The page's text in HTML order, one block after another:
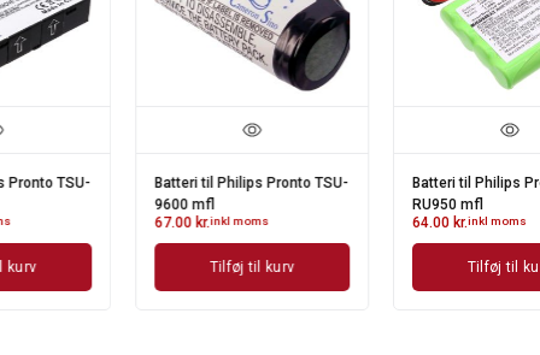
Batteri til Philips Pronto
inkl moms
Tilføj til kurv
Batteri til Philips Pronto TSU-
inkl moms
Tilføj til kurv